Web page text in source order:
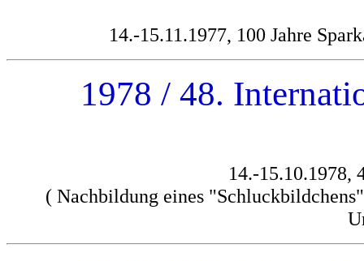
14.-15.11.1977, 100 Jahre
1978 / 48.
14.-15.10.1978,
( Nachbildung eines